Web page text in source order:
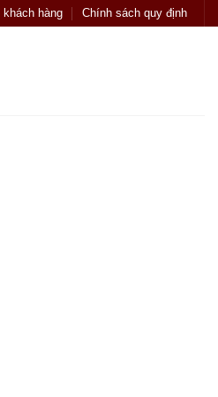
khách hàng Chính sách quy định